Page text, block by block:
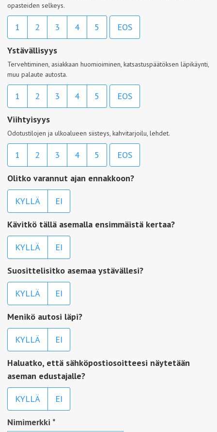
opasteiden selkeys.
1 2 3 4 5 EOS
Ystävällisyys
Tervehtiminen, asiakkaan huomioiminen, katsastuspäätöksen läpikäynti,
muu palaute autosta.
1 2 3 4 5 EOS
Viihtyisyys
Odotustilojen ja ulkoalueen siisteys, kahvitarjoilu, lehdet.
1 2 3 4 5 EOS
Olitko varannut ajan ennakkoon?
KYLLÄ EI
Kävitkö tällä asemalla ensimmäistä kertaa?
KYLLÄ EI
Suosittelisitko asemaa ystävällesi?
KYLLÄ EI
Menikö autosi läpi?
KYLLÄ EI
Haluatko, että sähköpostiosoitteesi näytetään
aseman edustajalle?
KYLLÄ EI
Nimimerkki *